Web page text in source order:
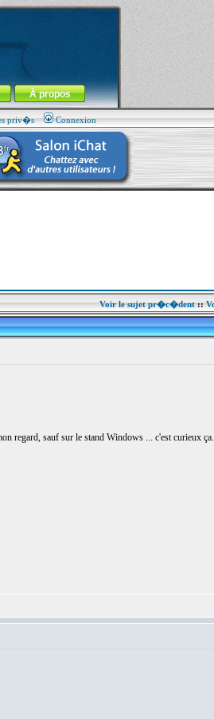
À propos
priv�s Connexion
Voir le sujet pr�c�dent::
regard, sauf sur le stand Windows ... c'est curieux ça.